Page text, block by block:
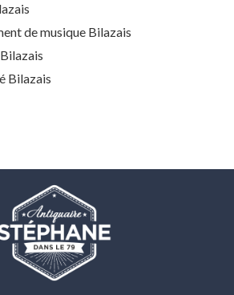
de musique Bilazais
Bilazais